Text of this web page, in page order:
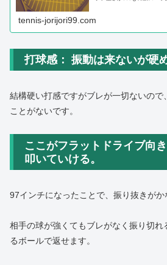
tennis-jorijori99.com
打球感： 振動は来ないが硬
結構硬い打感ですがブレが一切ないので
ことがないです。
ここがフラットドライブ向
叩いていける。
97インチになったことで、振り抜きがか
相手の球が強くてもブレがなく振り切れ
るボールで返せます。